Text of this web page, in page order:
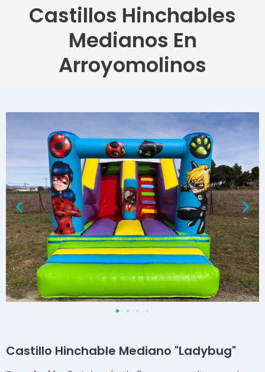
Castillos Hinchables
Medianos En
Arroyomolinos
Castillo Hinchable Mediano "Ladybug"